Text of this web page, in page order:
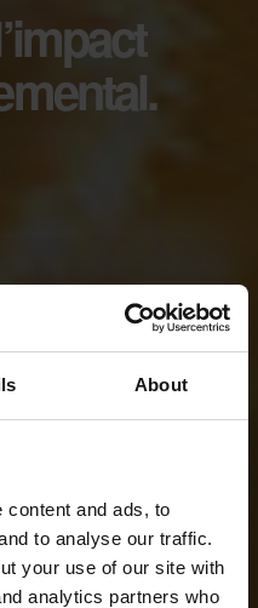
About
content and ads, to
to analyse our traffic.
your use of our site with
analytics partners who